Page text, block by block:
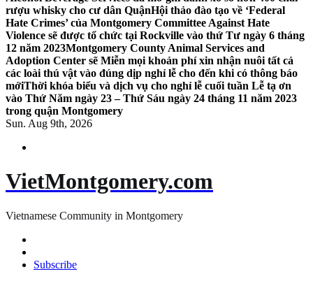
rượu whisky cho cư dân QuậnHội thảo đào tạo về ‘Federal
Hate Crimes’ của Montgomery Committee Against Hate
Violence sẽ được tổ chức tại Rockville vào thứ Tư ngày 6 tháng
12 năm 2023Montgomery County Animal Services and
Adoption Center sẽ Miễn mọi khoản phí xin nhận nuôi tất cả
các loài thú vật vào đúng dịp nghỉ lễ cho đến khi có thông báo
mớiThời khóa biểu và dịch vụ cho nghỉ lễ cuối tuần Lễ tạ ơn
vào Thứ Năm ngày 23 – Thứ Sáu ngày 24 tháng 11 năm 2023
trong quận Montgomery
Sun. Aug 9th, 2026
VietMontgomery.com
Vietnamese Community in Montgomery
Subscribe